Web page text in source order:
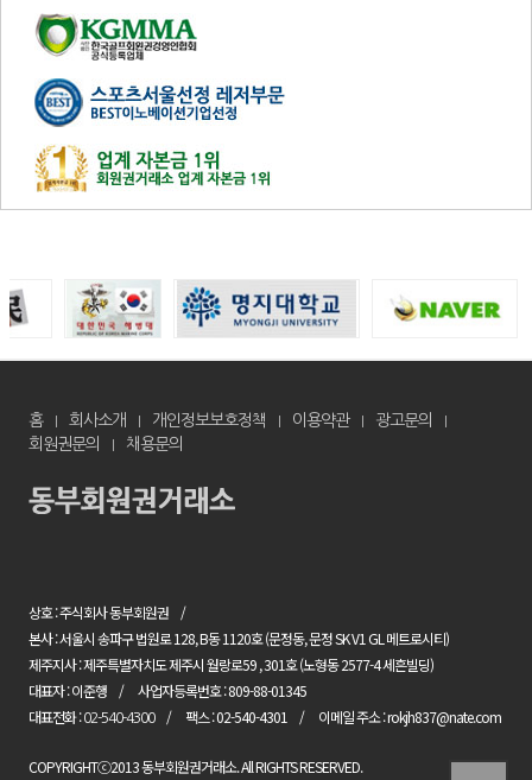
홈 회사소개 개인정보보호정책 이용약관
광고문의
회원권문의
채용문의
상호 : 주식회사 동부회원권
본사 : 서울시 송파구 법원로 128, B동 1120호 (문정동, 문정 SK V1 GL 메트로시티)
제주지사 : 제주특별자치도 제주시 월랑로59 , 301호 (노형동 2577-4 세흔빌딩)
대표자 : 이준행
사업자등록번호 : 809-88-01345
대표전화 :02-540-4300 팩스 : 02-540-4301 이메일 주소 : rokjh837@nate.com
COPYRIGHTⓒ2013 동부회원권거래소. All RIGHTS RESERVED.